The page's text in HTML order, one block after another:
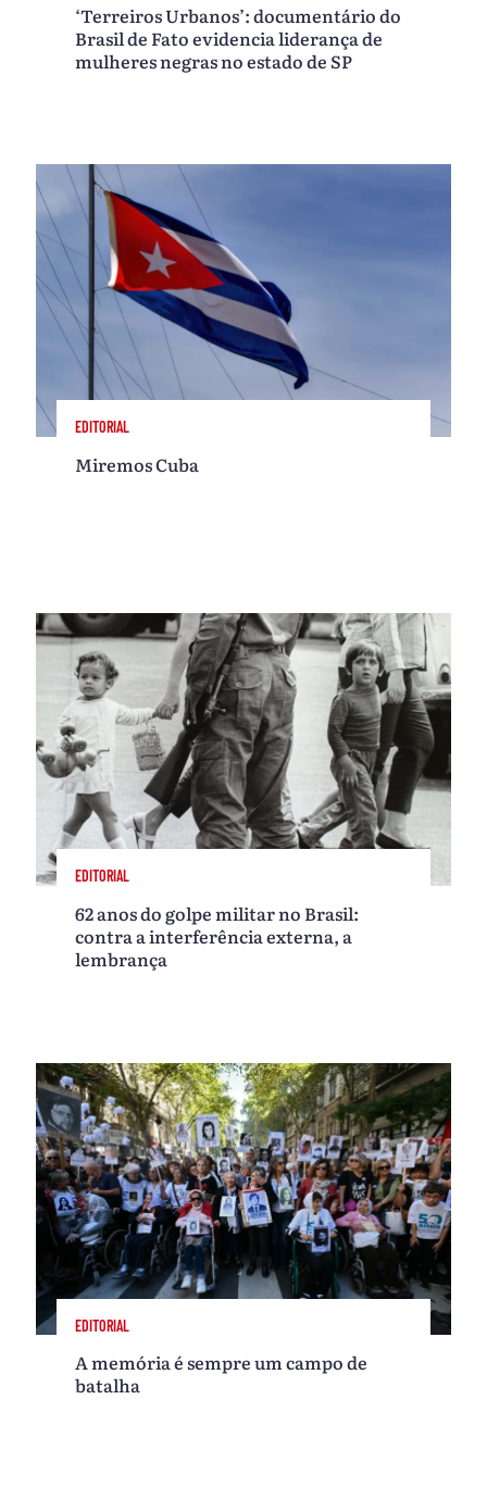
‘Terreiros Urbanos’: documentário do
Brasil de Fato evidencia liderança de
mulheres negras no estado de SP
EDITORIAL
Miremos Cuba
EDITORIAL
62 anos do golpe militar no Brasil:
contra a interferência externa, a
lembrança
EDITORIAL
A memória é sempre um campo de
batalha